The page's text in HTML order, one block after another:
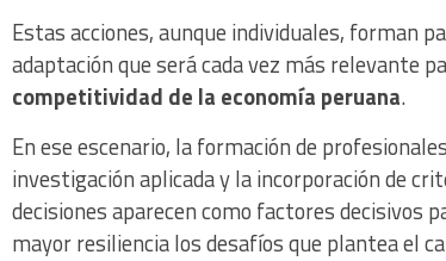
Estas acciones, aunque individuales, forman
adaptación que será cada vez más relevante
competitividad de la economía peruana.
En ese escenario, la formación de
investigación aplicada y la incorporación de
decisiones aparecen como factores decisivos
mayor resiliencia los desafíos que plantea el